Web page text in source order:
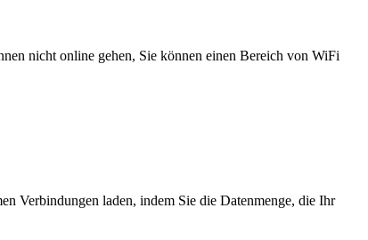
nicht online gehen, Sie können einen Bereich von WiFi
Verbindungen laden, indem Sie die Datenmenge, die Ihr